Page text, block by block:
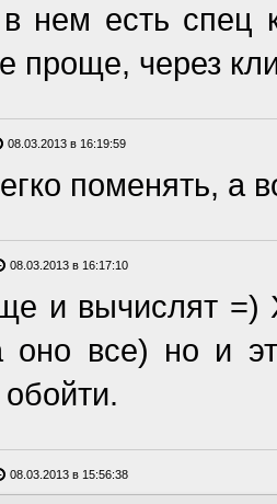
нем есть спец
проще, через
08.03.2013 в 16:19:59
поменять, а
08.03.2013 в 16:17:10
и вычислят =)
оно все) но и
08.03.2013 в 15:56:38